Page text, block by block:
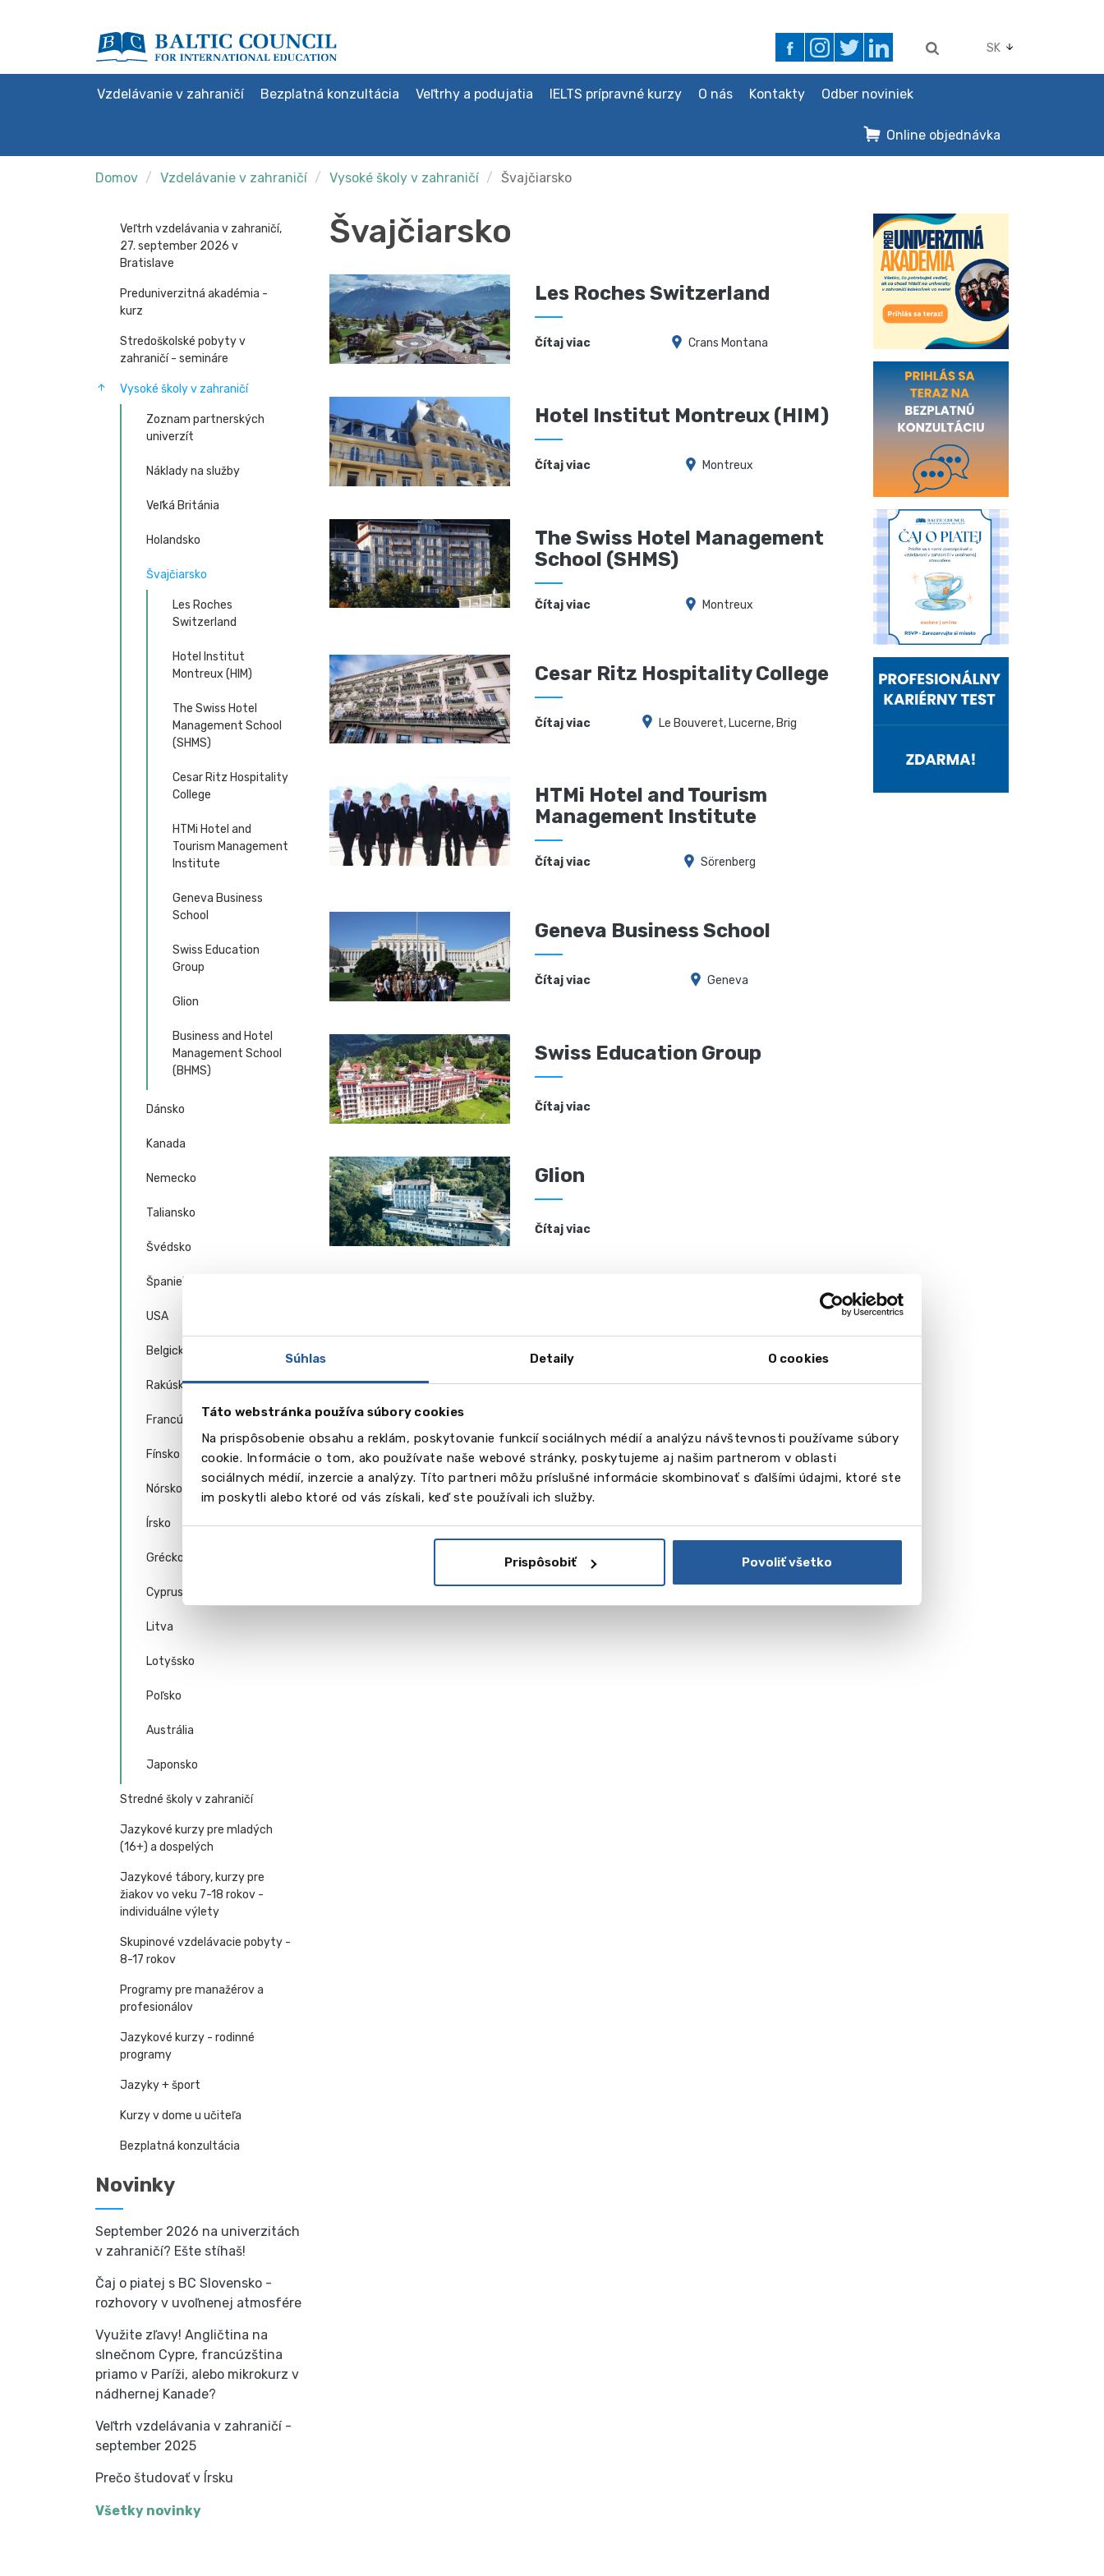
Súhlas Detaily O cookies
Táto webstránka používa súbory cookies
Na prispôsobenie obsahu a reklám, poskytovanie funkcií sociálnych médií a analýzu návštevnosti používame súbory
cookie. Informácie o tom, ako používate naše webové stránky, poskytujeme aj našim partnerom v oblasti
sociálnych médií, inzercie a analýzy. Títo partneri môžu príslušné informácie skombinovať s ďalšími údajmi, ktoré ste
im poskytli alebo ktoré od vás získali, keď ste používali ich služby.
Prispôsobiť Povoliť všetko
SK
Vzdelávanie v zahraničí Bezplatná konzultácia Veľtrhy a podujatia IELTS prípravné kurzy O nás Kontakty Odber noviniek
Online objednávka
Domov Vzdelávanie v zahraničí Vysoké školy v zahraničí Švajčiarsko
Veľtrh vzdelávania v zahraničí,
27. september 2026 v
Bratislave
Preduniverzitná akadémia -
kurz
Stredoškolské pobyty v
zahraničí - semináre
Vysoké školy v zahraničí
Zoznam partnerských
univerzít
Náklady na služby
Veľká Británia
Holandsko
Švajčiarsko
Les Roches
Switzerland
Hotel Institut
Montreux (HIM)
The Swiss Hotel
Management School
(SHMS)
Cesar Ritz Hospitality
College
HTMi Hotel and
Tourism Management
Institute
Geneva Business
School
Swiss Education
Group
Glion
Business and Hotel
Management School
(BHMS)
Dánsko
Kanada
Nemecko
Taliansko
Švédsko
Španielsko
USA
Belgicko
Rakúsko
Francúzsko
Fínsko
Nórsko
Írsko
Grécko
Cyprus
Litva
Lotyšsko
Poľsko
Austrália
Japonsko
Stredné školy v zahraničí
Jazykové kurzy pre mladých
(16+) a dospelých
Jazykové tábory, kurzy pre
žiakov vo veku 7-18 rokov -
individuálne výlety
Skupinové vzdelávacie pobyty -
8-17 rokov
Programy pre manažérov a
profesionálov
Jazykové kurzy - rodinné
programy
Jazyky + šport
Kurzy v dome u učiteľa
Bezplatná konzultácia
Novinky
September 2026 na univerzitách
v zahraničí? Ešte stíhaš!
Čaj o piatej s BC Slovensko -
rozhovory v uvoľnenej atmosfére
Využite zľavy! Angličtina na
slnečnom Cypre, francúzština
priamo v Paríži, alebo mikrokurz v
nádhernej Kanade?
Veľtrh vzdelávania v zahraničí -
september 2025
Prečo študovať v Írsku
Všetky novinky
Švajčiarsko
Les Roches Switzerland
Čítaj viac Crans Montana
Hotel Institut Montreux (HIM)
Čítaj viac Montreux
The Swiss Hotel Management
School (SHMS)
Čítaj viac Montreux
Cesar Ritz Hospitality College
Čítaj viac Le Bouveret, Lucerne, Brig
HTMi Hotel and Tourism
Management Institute
Čítaj viac Sörenberg
Geneva Business School
Čítaj viac Geneva
Swiss Education Group
Čítaj viac
Glion
Čítaj viac
Čítaj viac